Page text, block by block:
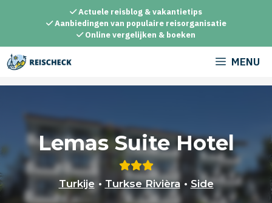
inhoud
Actuele reisblog & vakantietips
Aanbiedingen van populaire reisorganisatie
Online vergelijken & boeken
MENU
Lemas Suite Hotel
Turkije • Turkse Rivièra • Side